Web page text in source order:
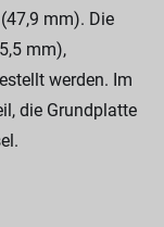
mm). Die
mm),
werden. Im
die Grundplatte